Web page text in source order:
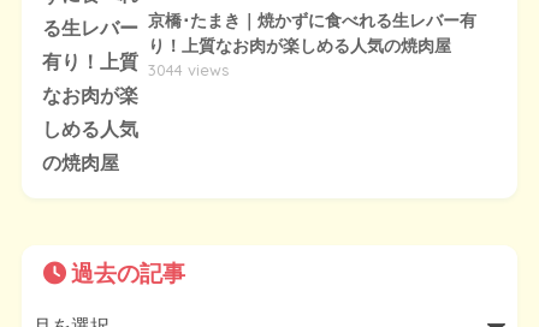
京橋･たまき｜焼かずに食べれる生レバー有
り！上質なお肉が楽しめる人気の焼肉屋
3044 views
過去の記事